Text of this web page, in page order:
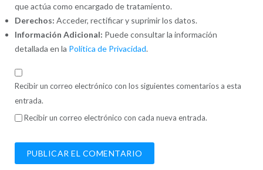
que actúa como encargado de tratamiento.
Derechos: Acceder, rectificar y suprimir los datos.
Información Adicional: Puede consultar la información
detallada en la Política de Privacidad.
Recibir un correo electrónico con los siguientes comentarios a esta
entrada.
Recibir un correo electrónico con cada nueva entrada.